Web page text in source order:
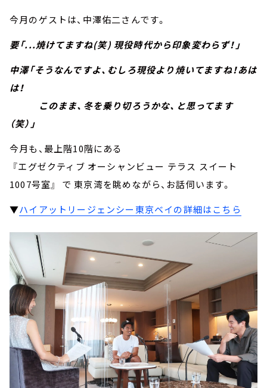
今月のゲストは、中澤佑二さんです。
要「...焼けてますね(笑) 現役時代から印象変わらず！」
中澤「そうなんですよ、むしろ現役より焼いてますね！あは
は！
このまま、冬を乗り切ろうかな、と思ってます
（笑）」
今月も、最上階10階にある
『エグゼクティブ オーシャンビュー テラス スイート
1007号室』 で 東京湾を眺めながら、お話伺います。
▼ハイアットリージェンシー東京ベイの詳細はこちら